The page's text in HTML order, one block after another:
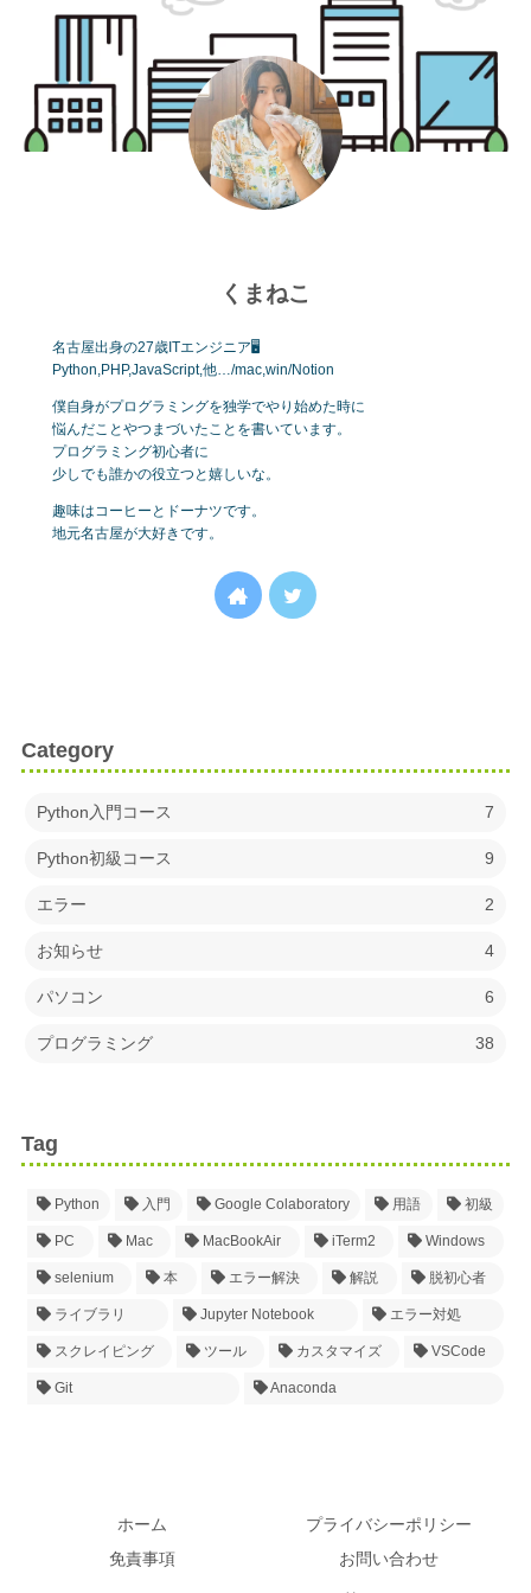
くまねこ
名古屋出身の27歳ITエンジニア🖥
Python,PHP,JavaScript,他…/mac,win/Notion
僕自身がプログラミングを独学でやり始めた時に
悩んだことやつまづいたことを書いています。
プログラミング初心者に
少しでも誰かの役立つと嬉しいな。
趣味はコーヒーとドーナツです。
地元名古屋が大好きです。
Category
Python入門コース 7
Python初級コース 9
エラー 2
お知らせ 4
パソコン 6
プログラミング 38
Tag
Python 入門 Google Colaboratory 用語 初級
PC Mac MacBookAir iTerm2 Windows
selenium 本 エラー解決 解説 脱初心者
ライブラリ Jupyter Notebook エラー対処
スクレイピング ツール カスタマイズ VSCode
Git Anaconda
ホーム
プライバシーポリシー
免責事項
お問い合わせ